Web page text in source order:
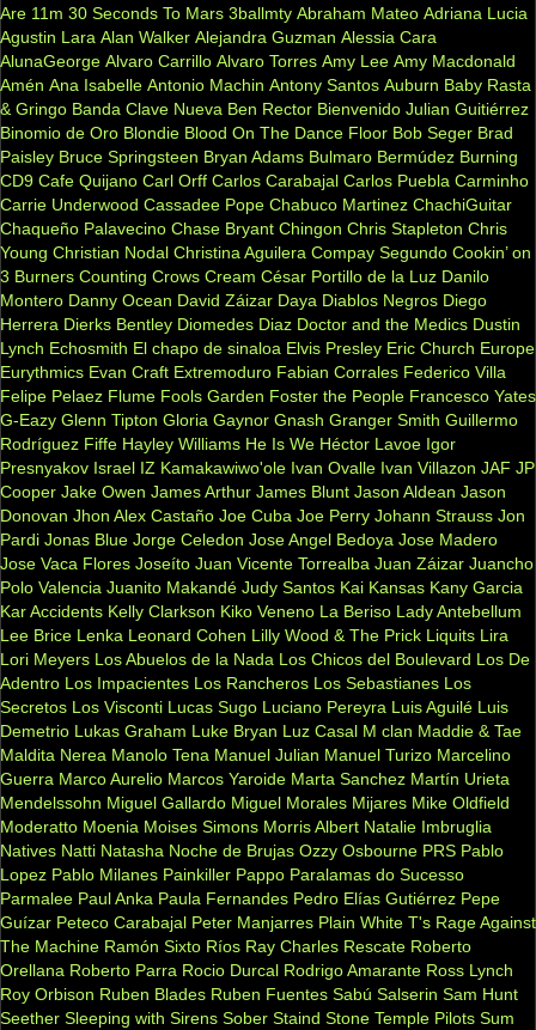
Are 11m 30 Seconds To Mars 3ballmty Abraham Mateo Adriana Lucia
Agustin Lara Alan Walker Alejandra Guzman Alessia Cara
AlunaGeorge Alvaro Carrillo Alvaro Torres Amy Lee Amy Macdonald
Amén Ana Isabelle Antonio Machin Antony Santos Auburn Baby Rasta
& Gringo Banda Clave Nueva Ben Rector Bienvenido Julian Guitiérrez
Binomio de Oro Blondie Blood On The Dance Floor Bob Seger Brad
Paisley Bruce Springsteen Bryan Adams Bulmaro Bermúdez Burning
CD9 Cafe Quijano Carl Orff Carlos Carabajal Carlos Puebla Carminho
Carrie Underwood Cassadee Pope Chabuco Martinez ChachiGuitar
Chaqueño Palavecino Chase Bryant Chingon Chris Stapleton Chris
Young Christian Nodal Christina Aguilera Compay Segundo Cookin’ on
3 Burners Counting Crows Cream César Portillo de la Luz Danilo
Montero Danny Ocean David Záizar Daya Diablos Negros Diego
Herrera Dierks Bentley Diomedes Diaz Doctor and the Medics Dustin
Lynch Echosmith El chapo de sinaloa Elvis Presley Eric Church Europe
Eurythmics Evan Craft Extremoduro Fabian Corrales Federico Villa
Felipe Pelaez Flume Fools Garden Foster the People Francesco Yates
G-Eazy Glenn Tipton Gloria Gaynor Gnash Granger Smith Guillermo
Rodríguez Fiffe Hayley Williams He Is We Héctor Lavoe Igor
Presnyakov Israel IZ Kamakawiwo'ole Ivan Ovalle Ivan Villazon JAF JP
Cooper Jake Owen James Arthur James Blunt Jason Aldean Jason
Donovan Jhon Alex Castaño Joe Cuba Joe Perry Johann Strauss Jon
Pardi Jonas Blue Jorge Celedon Jose Angel Bedoya Jose Madero
Jose Vaca Flores Joseíto Juan Vicente Torrealba Juan Záizar Juancho
Polo Valencia Juanito Makandé Judy Santos Kai Kansas Kany Garcia
Kar Accidents Kelly Clarkson Kiko Veneno La Beriso Lady Antebellum
Lee Brice Lenka Leonard Cohen Lilly Wood & The Prick Liquits Lira
Lori Meyers Los Abuelos de la Nada Los Chicos del Boulevard Los De
Adentro Los Impacientes Los Rancheros Los Sebastianes Los
Secretos Los Visconti Lucas Sugo Luciano Pereyra Luis Aguilé Luis
Demetrio Lukas Graham Luke Bryan Luz Casal M clan Maddie & Tae
Maldita Nerea Manolo Tena Manuel Julian Manuel Turizo Marcelino
Guerra Marco Aurelio Marcos Yaroide Marta Sanchez Martín Urieta
Mendelssohn Miguel Gallardo Miguel Morales Mijares Mike Oldfield
Moderatto Moenia Moises Simons Morris Albert Natalie Imbruglia
Natives Natti Natasha Noche de Brujas Ozzy Osbourne PRS Pablo
Lopez Pablo Milanes Painkiller Pappo Paralamas do Sucesso
Parmalee Paul Anka Paula Fernandes Pedro Elías Gutiérrez Pepe
Guízar Peteco Carabajal Peter Manjarres Plain White T's Rage Against
The Machine Ramón Sixto Ríos Ray Charles Rescate Roberto
Orellana Roberto Parra Rocio Durcal Rodrigo Amarante Ross Lynch
Roy Orbison Ruben Blades Ruben Fuentes Sabú Salserin Sam Hunt
Seether Sleeping with Sirens Sober Staind Stone Temple Pilots Sum